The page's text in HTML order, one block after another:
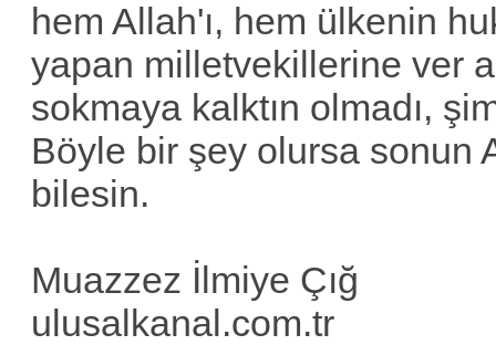
hem Allah'ı, hem ülkenin
yapan milletvekillerine ver
sokmaya kalktın olmadı,
Böyle bir şey olursa sonun
bilesin.
Muazzez İlmiye Çığ
ulusalkanal.com.tr